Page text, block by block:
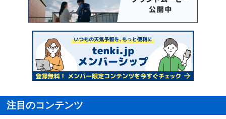
注目のコンテンツ